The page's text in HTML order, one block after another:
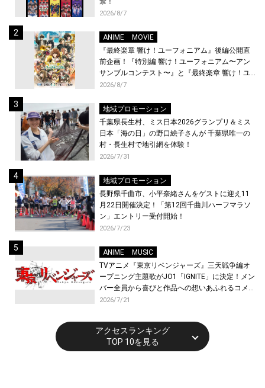
2026/8/7
ANIME
MOVIE
『最終楽章 響け！ユーフォニアム』後編公開直
前企画！『特別編 響け！ユーフォニアム〜アン
サンブルコンテスト〜』と『最終楽章 響け！ユ
ーフォニアム』前編の一挙上映が決定！
2026/8/7
地域プロモーション
千葉県長生村、ミス日本2026グランプリ＆ミス
日本「海の日」の野口絵子さんが 千葉県唯一の
村・長生村で地引網を体験！
2026/7/31
地域プロモーション
長野県千曲市、小平奈緒さんをゲストに迎え11
月22日開催決定！「第12回千曲川ハーフマラソ
ン」エントリー受付開始！
2026/7/23
ANIME
MUSIC
TVアニメ『東京リベンジャーズ』三天戦争編オ
ープニング主題歌がJO1「IGNITE」に決定！メン
バー全員から喜びと作品への想いあふれるコメン
トが到着！9月に東京・大阪で先行上映会を開
2026/7/21
アクセスランキング
TOP 10を見る